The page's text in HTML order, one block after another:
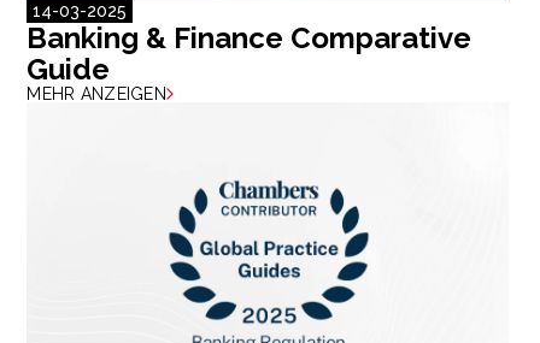
14-03-2025
Banking & Finance Comparative
Guide
MEHR ANZEIGEN